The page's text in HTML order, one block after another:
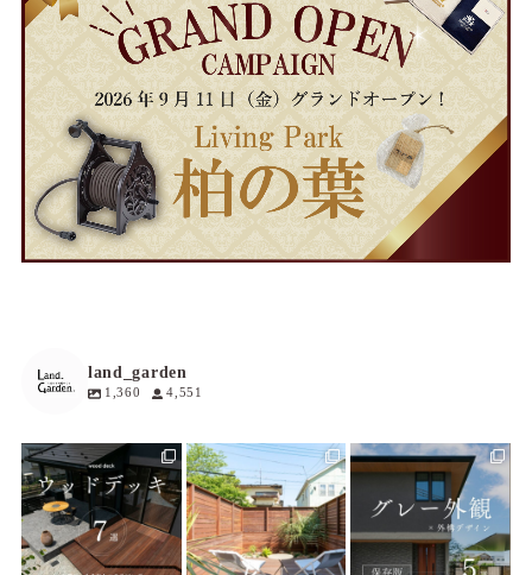
land_garden
1,360 4,551
land_garden
16 0
land_garden
19 0
land_garden
20 0